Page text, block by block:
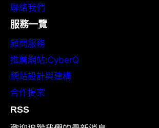
聯絡我們
服務一覽
顧問服務
推薦網站:CyberQ
網站設計與建構
合作提案
RSS